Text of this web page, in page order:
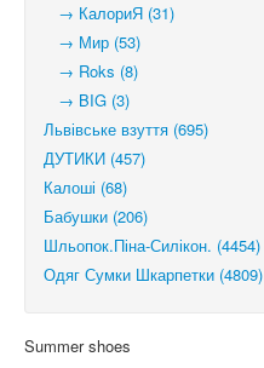
→ КалориЯ (31)
→ Мир (53)
→ Roks (8)
→ BIG (3)
Львівське взуття (695)
ДУТИКИ (457)
Калоші (68)
Бабушки (206)
Шльопок.Піна-Силікон. (4454)
Одяг Сумки Шкарпетки (4809)
Summer shoes